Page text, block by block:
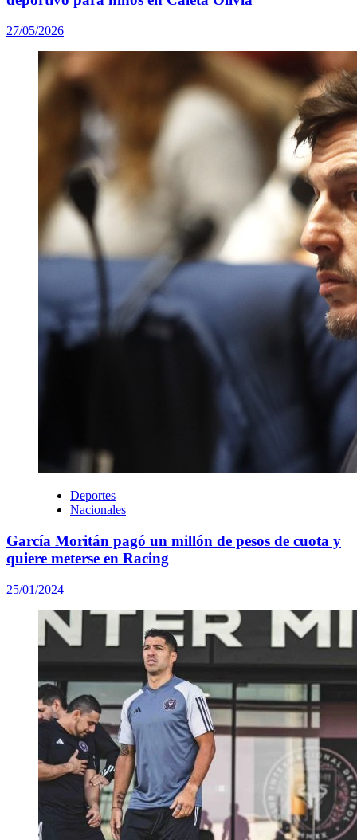
27/05/2026
Deportes
Nacionales
García Moritán pagó un millón de pesos de cuota y
quiere meterse en Racing
25/01/2024